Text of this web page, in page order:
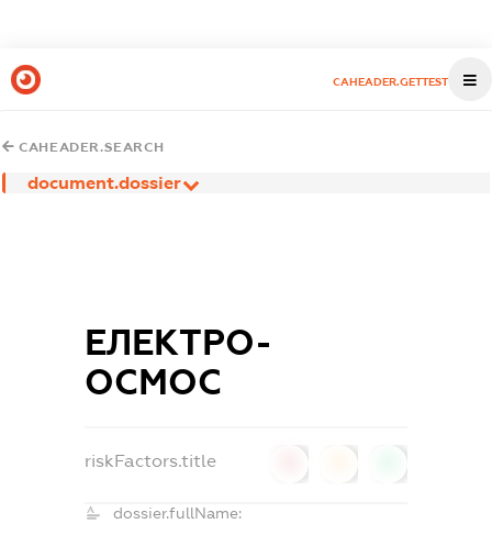
CAHEADER.GETTEST
CAHEADER.SEARCH
document.dossier
ЕЛЕКТРО-
ОСМОС
riskFactors.title
dossier.fullName: